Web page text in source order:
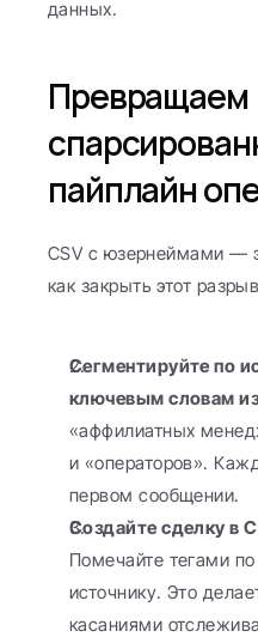
данных.
Превращаем
пайплайн
CSV с юзернеймами —
как закрыть этот
Сегментируйте по
ключевым словам
«аффилиатных
и «операторов».
первом сообщении.
Создайте сделку в
Помечайте тегами
источнику. Это
касаниями